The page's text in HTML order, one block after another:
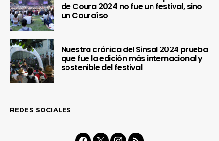
de Coura 2024 no fue un festival, sino
un Couraíso
Nuestra crónica del Sinsal 2024 prueba
que fue la edición más internacional y
sostenible del festival
REDES SOCIALES